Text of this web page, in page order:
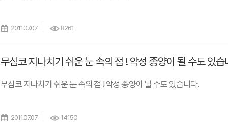
2011.07.07 8261
무심코 지나치기 쉬운 눈 속의 점 ! 악성 종양이 될 수도 있습
무심코 지나치기 쉬운 눈 속의 점 ! 악성 종양이 될 수도 있습니다.
2011.07.07 14150